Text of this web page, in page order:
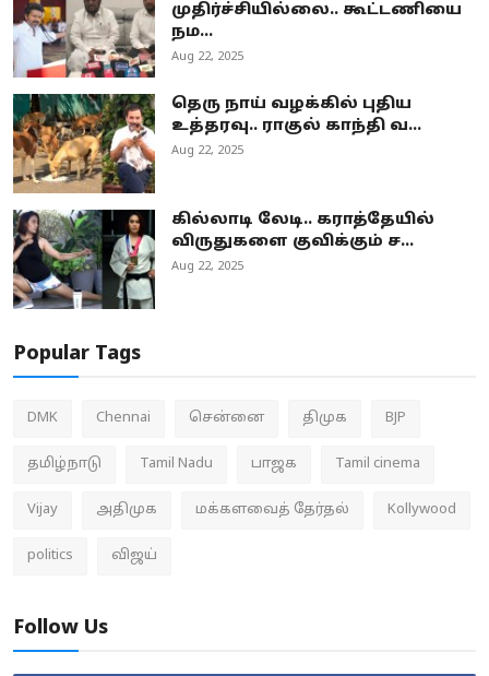
முதிர்ச்சியில்லை.. கூட்டணியை
நம...
Aug 22, 2025
தெரு நாய் வழக்கில் புதிய
உத்தரவு.. ராகுல் காந்தி வ...
Aug 22, 2025
கில்லாடி லேடி.. கராத்தேயில்
விருதுகளை குவிக்கும் ச...
Aug 22, 2025
Popular Tags
DMK Chennai சென்னை திமுக BJP
தமிழ்நாடு Tamil Nadu பாஜக Tamil cinema
Vijay அதிமுக மக்களவைத் தேர்தல் Kollywood
politics விஜய்
Follow Us